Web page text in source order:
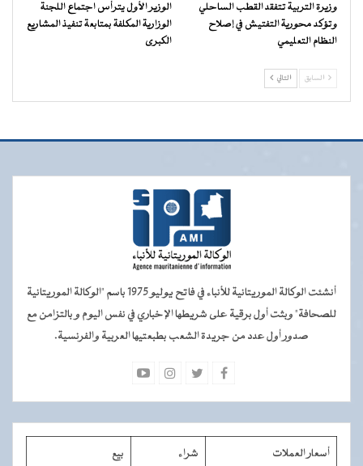
وزيرة التربية تتفقد القطب الساحلي
وتؤكد محورية التفتيش في إصلاح
النظام التعليمي
الوزير الأول يترأس اجتماع اللجنة
الوزارية المكلفة بمتابعة تنفيذ المشاريع
الكبرى
السابق التالي
أنشئت الوكالة الموريتانية للأنباء في فاتح يوليو 1975 باسم "الوكالة الموريتانية
للصحافة" وبثت أول برقية على شريطها الإخباري في نفس اليوم و بالتزامن مع
صدور أول عدد من جريدة الشعب بطبعتيها العربية والفرنسية.
أسعار العملات شراء بيع